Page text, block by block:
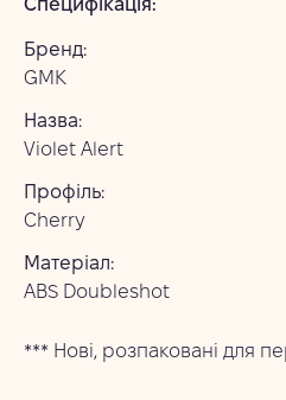
Специфікація:
Бренд:
GMK
Назва:
Violet Alert
Профіль:
Cherry
Матеріал:
ABS Doubleshot
*** Нові, розпаковані для